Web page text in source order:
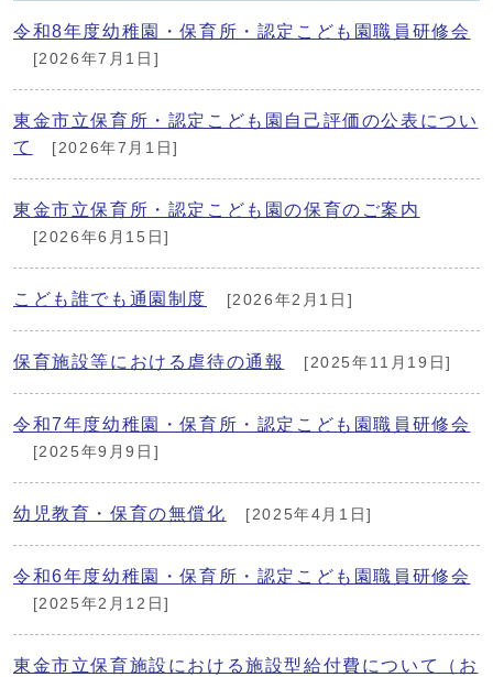
令和8年度幼稚園・保育所・認定こども園職員研修会
[2026年7月1日]
東金市立保育所・認定こども園自己評価の公表につい
て
[2026年7月1日]
東金市立保育所・認定こども園の保育のご案内
[2026年6月15日]
こども誰でも通園制度 [2026年2月1日]
保育施設等における虐待の通報 [2025年11月19日]
令和7年度幼稚園・保育所・認定こども園職員研修会
[2025年9月9日]
幼児教育・保育の無償化 [2025年4月1日]
令和6年度幼稚園・保育所・認定こども園職員研修会
[2025年2月12日]
東金市立保育施設における施設型給付費について（お